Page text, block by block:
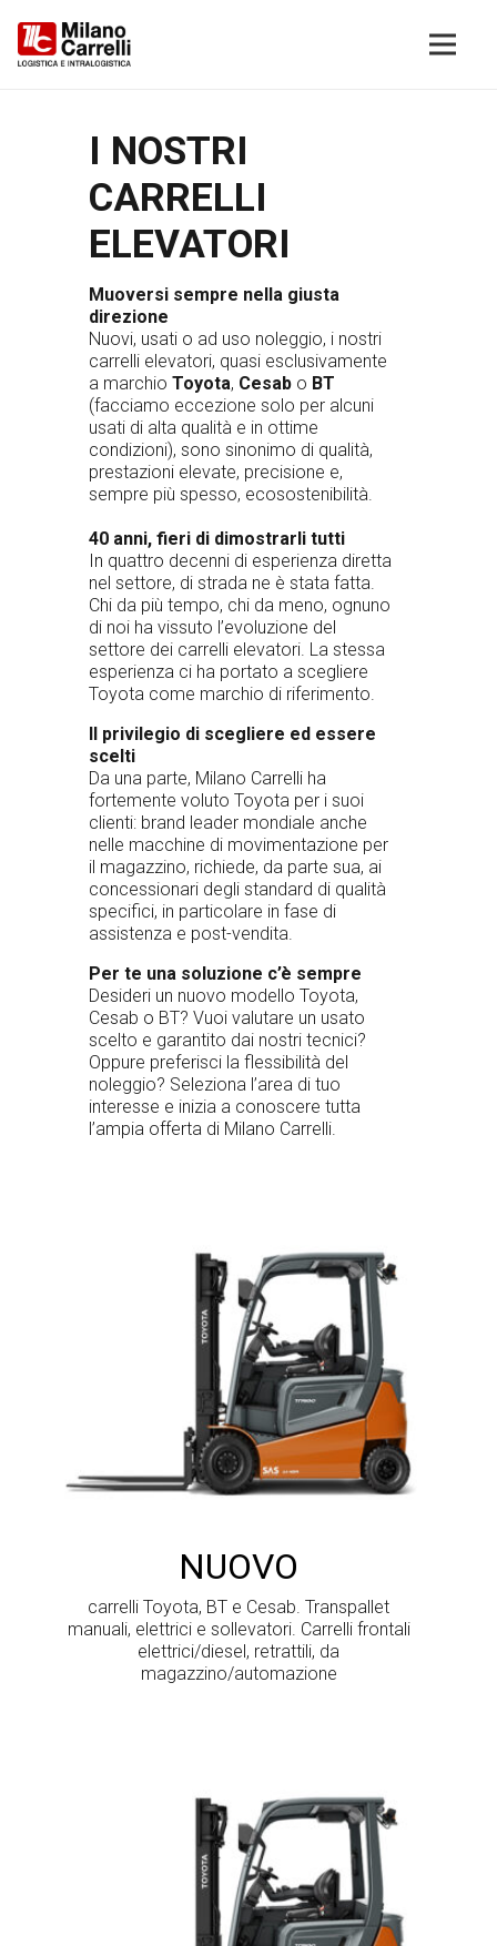
I NOSTRI
CARRELLI
ELEVATORI
Muoversi sempre nella giusta
direzione
Nuovi, usatio ad uso noleggio, i nostri
carrelli elevatori, quasi esclusivamente
a marchio Toyota, Cesabo BT
(facciamo eccezione solo per alcuni
usati di alta qualità e in ottime
condizioni), sono sinonimo di qualità,
prestazioni elevate, precisione e,
sempre più spesso, ecosostenibilità.
40 anni, fieri di dimostrarli tutti
In quattro decenni di esperienza diretta
nel settore, di strada ne è stata fatta.
Chi da più tempo, chi da meno, ognuno
di noi ha vissuto l’evoluzione del
settore dei carrelli elevatori. La stessa
esperienza ci ha portato a scegliere
Toyota come marchio di riferimento.
Il privilegio di scegliere ed essere
scelti
Da una parte, Milano Carrelli ha
fortemente voluto Toyota per i suoi
clienti: brand leader mondiale anche
nelle macchine di movimentazione per
il magazzino, richiede, da parte sua, ai
concessionari degli standard di qualità
specifici, in particolare in fase di
assistenza e post-vendita.
Per te una soluzione c’è sempre
Desideri un nuovo modello Toyota,
Cesab o BT? Vuoi valutare un usato
scelto e garantito dai nostri tecnici?
Oppure preferisci la flessibilità del
noleggio? Seleziona l’area di tuo
interesse e inizia a conoscere tutta
l’ampia offerta di Milano Carrelli.
NUOVO
carrelli Toyota, BT e Cesab. Transpallet
manuali, elettrici e sollevatori. Carrelli frontali
elettrici/diesel, retrattili, da
magazzino/automazione